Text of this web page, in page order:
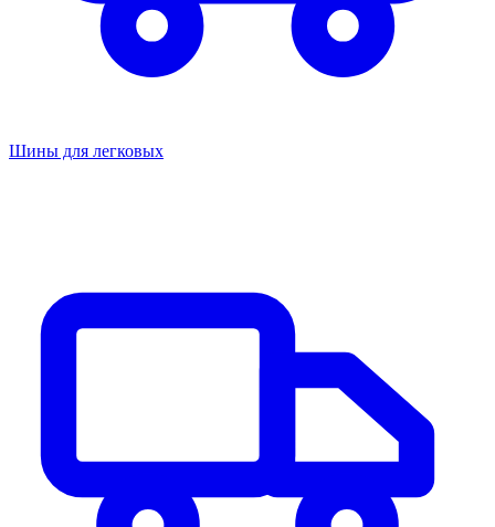
Шины для легковых